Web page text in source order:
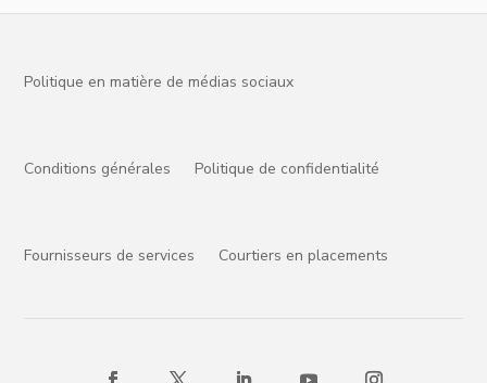
Politique en matière de médias sociaux
Conditions générales Politique de confidentialité
Fournisseurs de services Courtiers en placements